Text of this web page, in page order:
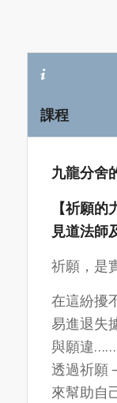
課程
九龍分舍
【祈願
見道法師
祈願，是
在這紛擾
易進退失
與願違……
透過祈願
來幫助自